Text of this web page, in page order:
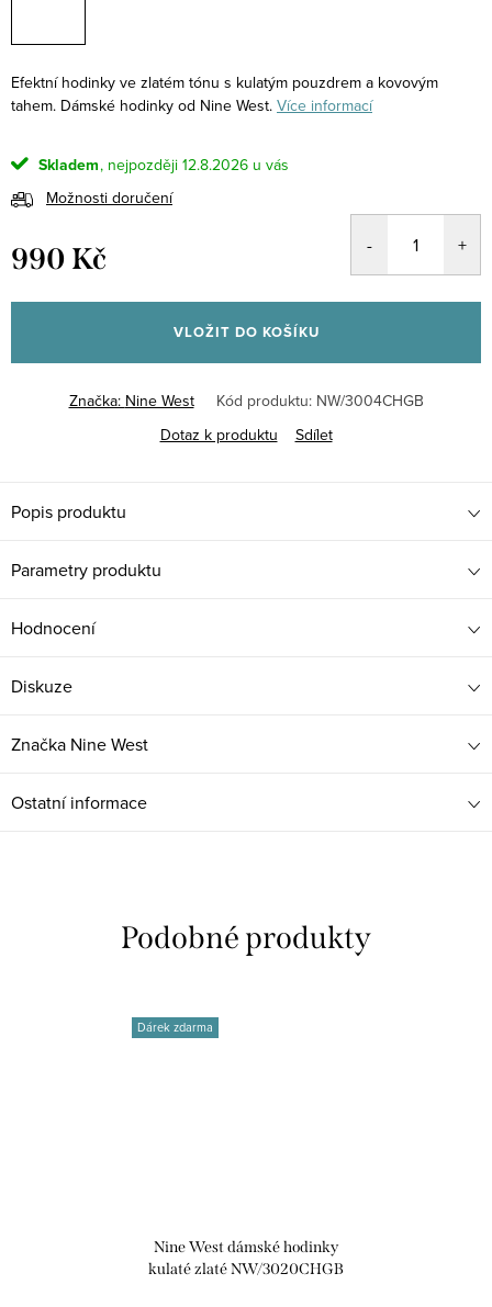
Efektní hodinky ve zlatém tónu s kulatým pouzdrem a kovovým
tahem. Dámské hodinky od Nine West. Více informací
Skladem
12.8.2026
Možnosti doručení
990 Kč
cena:
VLOŽIT DO KOŠÍKU
Značka: Nine West Kód produktu: NW/3004CHGB
Dotaz k produktu
Sdílet
Popis produktu
Parametry produktu
Hodnocení
Diskuze
Značka Nine West
Ostatní informace
Dárek zdarma
Nine West dámské hodinky
kulaté zlaté NW/3020CHGB